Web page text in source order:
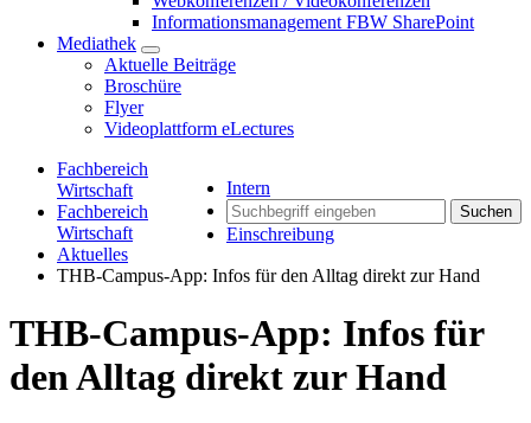
Informationsmanagement FBW SharePoint
Mediathek
Aktuelle Beiträge
Broschüre
Flyer
Videoplattform eLectures
Intern
Suchen
Einschreibung
Fachbereich
Wirtschaft
Fachbereich
Wirtschaft
Aktuelles
THB-Campus-App: Infos für den Alltag direkt zur Hand
THB-Campus-App: Infos für
den Alltag direkt zur Hand